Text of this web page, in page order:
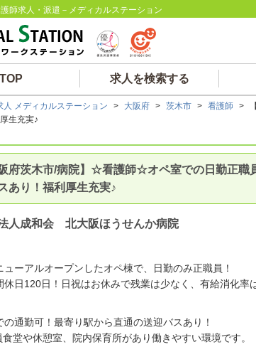
師求人・派遣－メディカルステーション
TOP 求人を検索する
人 メディカルステーション > 大阪府 > 茨木市 > 看護師 >
生充実♪
阪府茨木市/病院】☆看護師☆オペ室での日勤正職
あり！福利厚生充実♪
人成和会 北大阪ほうせんか病院
ーアルオープンしたオペ棟で、日勤のみ正職員！
日120日！日祝はお休みで残業は少なく、有給消化率
通勤可！最寄り駅から直通の送迎バスあり！
堂や休憩室、院内保育所があり働きやすい環境です。